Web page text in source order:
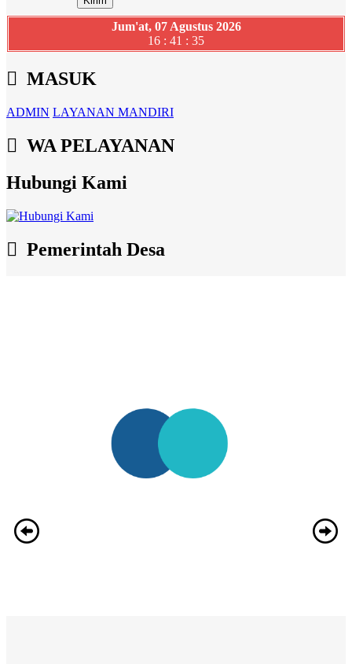
Jum'at, 07 Agustus 2026
16 : 41 : 36
MASUK
ADMIN LAYANAN MANDIRI
WA PELAYANAN
Hubungi Kami
Pemerintah Desa